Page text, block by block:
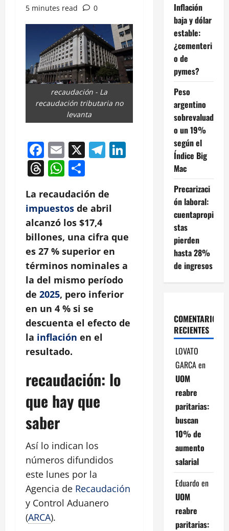
5 minutes read
0
recaudación - La
recaudación tributaria no
levanta
Facebook
Email
X Telegram
LinkedIn
Threads
WhatsApp
La recaudación de
impuestos de abril
alcanzó los $17,4
billones, una cifra que
es 27 % superior en
términos nominales a
la del mismo período
de 2025, pero inferior
en un 4 % si se
descuenta el efecto de
la inflación en el
resultado.
recaudación: lo
que hay que
saber
Así lo indican los
números difundidos
este lunes por la
Agencia de Recaudación
y Control Aduanero
(ARCA).
Inflación
baja y dólar
estable:
¿cementeri
o de
pymes?
Peso
argentino
sobrevaluad
o un 19%
según el
Índice Big
Mac
Precarizaci
ón laboral:
cuentapropi
stas
pierden
hasta 28%
de ingresos
COMENTARIOS
RECIENTES
LOVATO
GARCAen
UOM
reabre
paritarias:
buscan
10% de
aumento
salarial
Eduardo en
UOM
reabre
paritarias: